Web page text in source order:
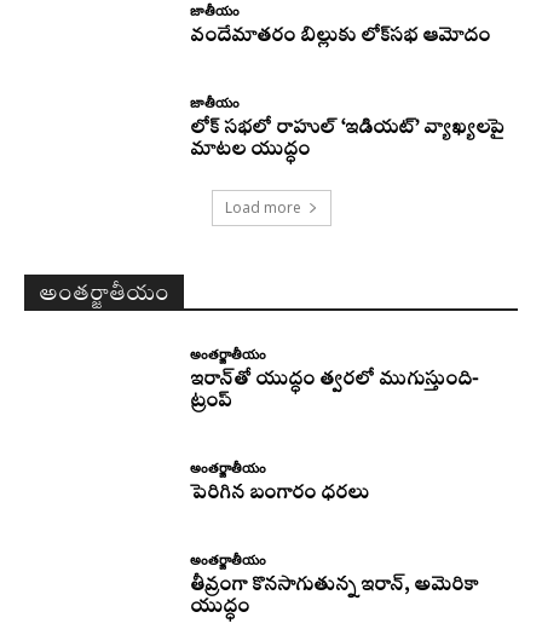
జాతీయం
వందేమాతరం బిల్లుకు లోక్‌సభ ఆమోదం
జాతీయం
లోక్ సభలో రాహుల్ ‘ఇడియట్’ వ్యాఖ్యలపై
మాటల యుద్ధం
Load more
అంతర్జాతీయం
అంతర్జాతీయం
ఇరాన్‌తో యుద్ధం త్వరలో ముగుస్తుంది-
ట్రంప్‌
అంతర్జాతీయం
పెరిగిన బంగారం ధరలు
అంతర్జాతీయం
తీవ్రంగా కొనసాగుతున్న ఇరాన్‌, అమెరికా
యుద్ధం